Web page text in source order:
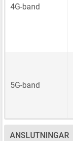
4G-band
5G-band
ANSLUTNINGAR